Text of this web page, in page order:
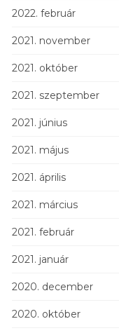
2022. február
2021. november
2021. október
2021. szeptember
2021. június
2021. május
2021. április
2021. március
2021. február
2021. január
2020. december
2020. október